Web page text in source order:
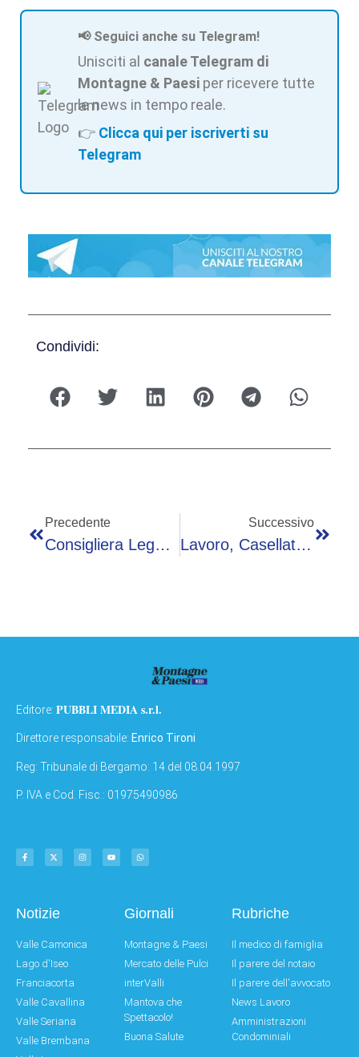
📢 Seguici anche su Telegram!
Unisciti al canale Telegram di
Montagne & Paesi per ricevere tutte
le news in tempo reale.
👉 Clicca qui per iscriverti su
Telegram
Condividi:
Precedente
Consigliera Lega Evoca I Fatti Di Modena Al Comizio Pd, Sospesa Dal Partito. Meloni: “Solidarietà A Schlein”
Successivo
Lavoro, Casellati: “Bene Festival, Agire Con Persona Al Centro”
Editore: PUBBLI MEDIA s.r.l.
Direttore responsabile: Enrico Tironi
Reg: Tribunale di Bergamo: 14 del 08.04.1997
P. IVA e Cod. Fisc.: 01975490986
Notizie
Valle Camonica
Lago d'Iseo
Franciacorta
Valle Cavallina
Valle Seriana
Valle Brembana
Giornali
Montagne & Paesi
Mercato delle Pulci
interValli
Mantova che
Spettacolo!
Buona Salute
Rubriche
Il medico di famiglia
Il parere del notaio
Il parere dell'avvocato
News Lavoro
Amministrazioni
Condominiali